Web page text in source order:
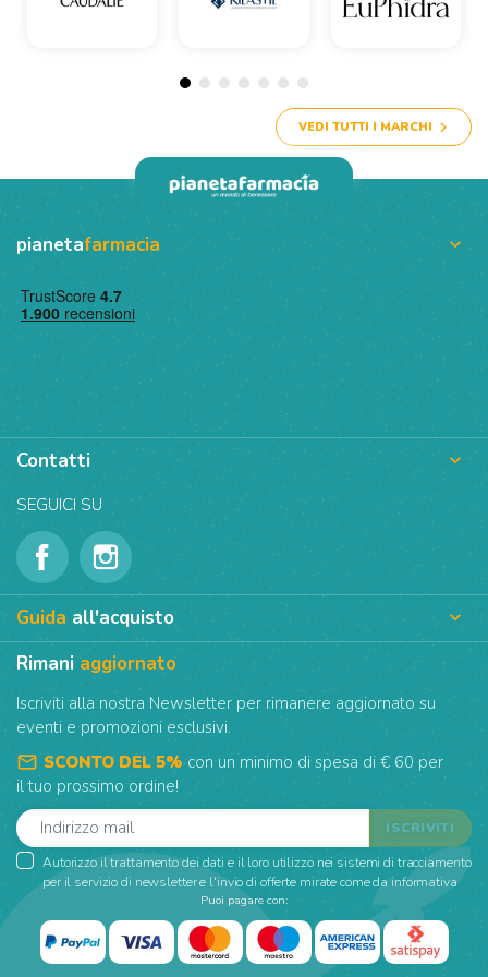
VEDI TUTTI I MARCHI
pianetafarmacia 
Contatti 
SEGUICI SU
Guida all'acquisto 
Rimani aggiornato
Iscriviti alla nostra Newsletter per rimanere aggiornato su
eventi e promozioni esclusivi.
mail_outline SCONTO DEL 5% con un minimo di spesa di € 60 per
il tuo prossimo ordine!
Autorizzo il trattamento dei dati e il loro utilizzo nei sistemi di tracciamento
per il servizio di newsletter e l'invio di offerte mirate come da informativa
Puoi pagare con: